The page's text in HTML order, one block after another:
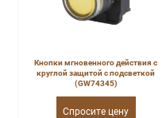
Кнопки мгновенного действия с
круглой защитой с подсветкой
(GW74345)
Спросите цену